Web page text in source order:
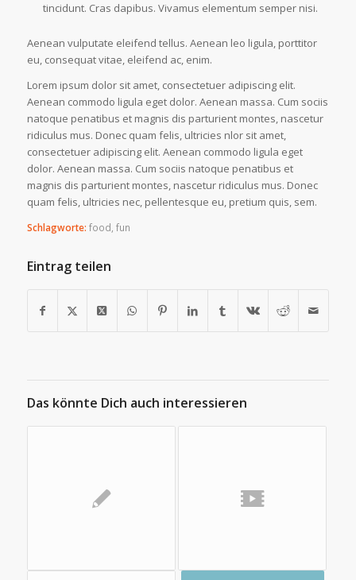
tincidunt. Cras dapibus. Vivamus elementum semper nisi.
Aenean vulputate eleifend tellus. Aenean leo ligula, porttitor
eu, consequat vitae, eleifend ac, enim.
Lorem ipsum dolor sit amet, consectetuer adipiscing elit.
Aenean commodo ligula eget dolor. Aenean massa. Cum sociis
natoque penatibus et magnis dis parturient montes, nascetur
ridiculus mus. Donec quam felis, ultricies nlor sit amet,
consectetuer adipiscing elit. Aenean commodo ligula eget
dolor. Aenean massa. Cum sociis natoque penatibus et
magnis dis parturient montes, nascetur ridiculus mus. Donec
quam felis, ultricies nec, pellentesque eu, pretium quis, sem.
Schlagworte: food, fun
Eintrag teilen
Das könnte Dich auch interessieren